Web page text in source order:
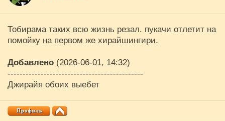
Тобирама таких всю жизнь резал. пукачи отлетит на
помойку на первом же хирайшингири.
Добавлено (2026-06-01, 14:32)
---------------------------------------------
Джирайя обоих выебет